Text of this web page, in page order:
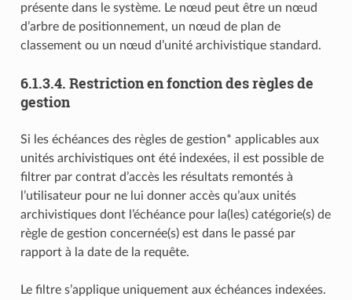
présente dans le système. Le nœud peut être un nœud
d’arbre de positionnement, un nœud de plan de
classement ou un nœud d’unité archivistique standard.
6.1.3.4. Restriction en fonction des règles de
gestion
Si les échéances des règles de gestion* applicables aux
unités archivistiques ont été indexées, il est possible de
filtrer par contrat d’accès les résultats remontés à
l’utilisateur pour ne lui donner accès qu’aux unités
archivistiques dont l’échéance pour la(les) catégorie(s) de
règle de gestion concernée(s) est dans le passé par
rapport à la date de la requête.
Le filtre s’applique uniquement aux échéances indexées.